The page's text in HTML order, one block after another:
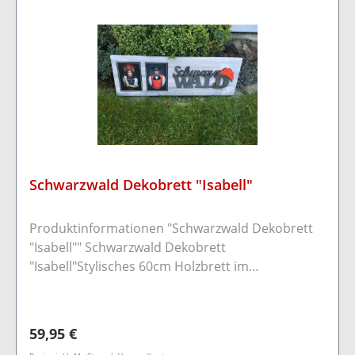
Schwarzwald Dekobrett "Isabell"
Produktinformationen "Schwarzwald Dekobrett
"Isabell"" Schwarzwald Dekobrett
"Isabell"Stylisches 60cm Holzbrett im
angebracht.Durch zwei Bohrungen auf der
Regulärer Preis:
59,95 €